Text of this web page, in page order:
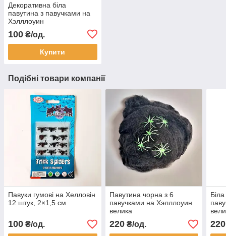
Декоративна біла
павутина з павучками на
Хэлллоуин
100 ₴/од.
Купити
Подібні товари компанії
Павуки гумові на Хелловін
12 штук, 2×1,5 см
100 ₴/од.
Павутина чорна з 6
павучками на Хэлллоуин
велика
220₴/од. 220